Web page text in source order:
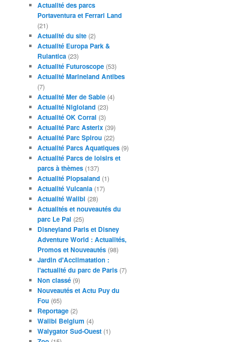
Actualité des parcs
Portaventura et Ferrari Land
(21)
Actualité du site (2)
Actualité Europa Park &
Rulantica (23)
Actualité Futuroscope (53)
Actualité Marineland Antibes
(7)
Actualité Mer de Sable (4)
Actualité Nigloland (23)
Actualité OK Corral (3)
Actualité Parc Asterix (39)
Actualité Parc Spirou (22)
Actualité Parcs Aquatiques (9)
Actualité Parcs de loisirs et
parcs à thèmes (137)
Actualité Plopsaland (1)
Actualité Vulcania (17)
Actualité Walibi (28)
Actualités et nouveautés du
parc Le Pal (25)
Disneyland Paris et Disney
Adventure World : Actualités,
Promos et Nouveautés (98)
Jardin d'Acclimatation :
l'actualité du parc de Paris (7)
Non classé (9)
Nouveautés et Actu Puy du
Fou (65)
Reportage (2)
Walibi Belgium (4)
Walygator Sud-Ouest (1)